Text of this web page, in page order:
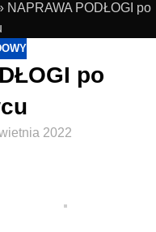
NAPRAWA PODŁOGI po
po
2022